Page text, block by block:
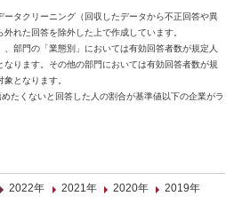
タクリーニング（回収したデータから不正回答や異
れた回答を除外した上で作成しています。
部門の「業態別」においては有効回答者数が規定人
ります。その他の部門においては有効回答者数が規
となります。
たくないと回答した人の割合が基準値以下の企業がラ
2022年 2021年 2020年
2019年